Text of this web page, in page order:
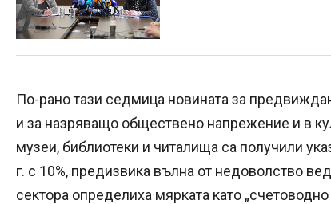
По-рано тази седмица новината за
и за назряващо обществено напрежение и в
музеи, библиотеки и читалища са получили
г. с 10%, предизвика вълна от недоволство
сектора определиха мярката като